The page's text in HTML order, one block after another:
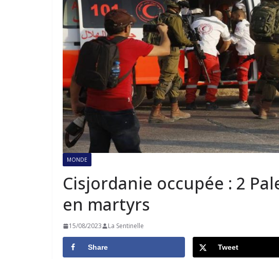
MONDE
Cisjordanie occupée : 2
en martyrs
15/08/2023 La Sentinelle
Share Tweet